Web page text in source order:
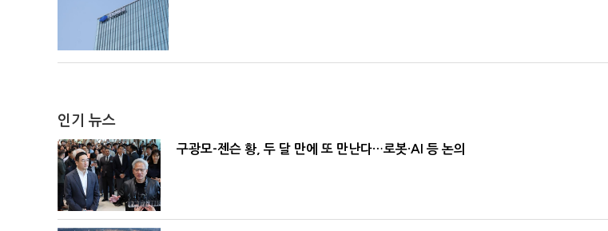
인기 뉴스
구광모-젠슨 황, 두 달 만에 또 만난다…로봇·AI 등 논의